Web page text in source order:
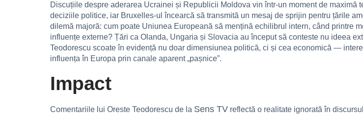
Discuțiile despre aderarea Ucrainei și Republicii Moldova vin într-un moment de
deciziile politice, iar Bruxelles-ul încearcă să transmită un mesaj de sprijin pentru țările
dilemă majoră: cum poate Uniunea Europeană să mențină echilibrul intern, când printre
influențe externe? Țări ca Olanda, Ungaria și Slovacia au început să conteste nu ideea
Teodorescu scoate în evidență nu doar dimensiunea politică, ci și cea economică —
influența în Europa prin canale aparent „pașnice”.
Impact
Comentariile lui Oreste Teodorescu de la Sens TV reflectă o realitate ignorată în